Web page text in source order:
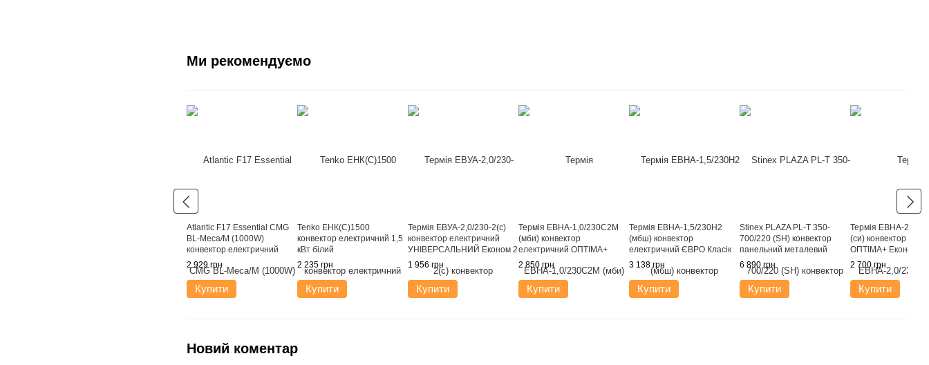
Ми рекомендуємо
Atlantic F17 Essential CMG
BL-Meca/M (1000W)
конвектор електричний
2 929 грн
Купити
Tenko ЕНК(С)1500
конвектор електричний 1,5
кВт білий
2 235 грн
Купити
Термія ЕВУА-2,0/230-2(с)
конвектор електричний
УНІВЕРСАЛЬНИЙ Економ 2
кВт
1 956 грн
Купити
Термія ЕВНА-1,0/230С2М
(мби) конвектор
електричний ОПТІМА+
Класік 1 кВт білий
2 850 грн
Купити
Термія ЕВНА-1,5/230Н2
(мбш) конвектор
електричний ЄВРО Класік
1,5 кВт (низький)
3 138 грн
Купити
Stinex PLAZA PL-T 350-
700/220 (SH) конвектор
панельний металевий
6 890 грн
Купити
Термія ЕВНА-2,0/
(си) конвектор
ОПТІМА+ Економ 2
антрацит
2 700 грн
Купити
Новий коментар